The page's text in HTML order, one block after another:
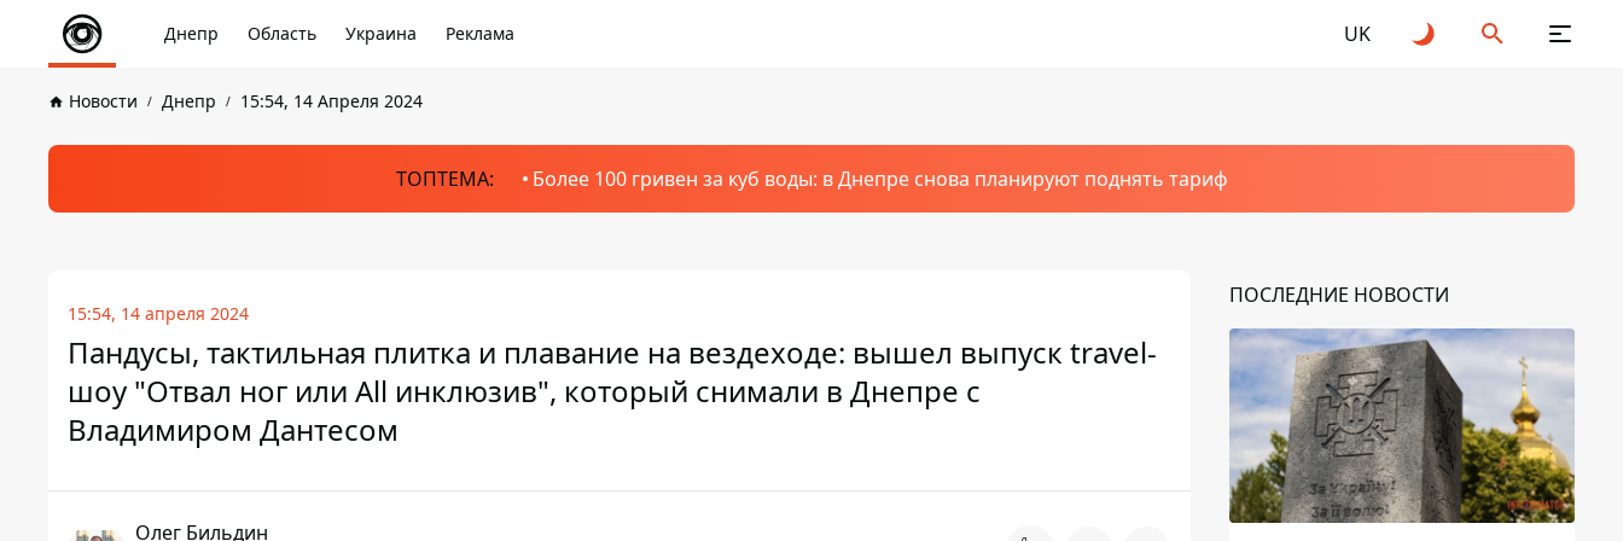
Днепр Область Украина Реклама UK
Новости Днепр 15:54, 14 Апреля 2024
ТОПТЕМА: Более 100 гривен за куб воды: в Днепре снова планируют поднять тариф
15:54, 14 апреля 2024
Пандусы, тактильная плитка и плавание на вездеходе: вышел выпуск travel-
шоу "Отвал ног или All инклюзив", который снимали в Днепре с
Владимиром Дантесом
Олег Бильдин
ПОСЛЕДНИЕ НОВОСТИ